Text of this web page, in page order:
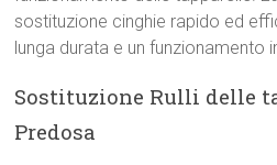
sostituzione cinghie rapido ed
lunga durata e un funzionamento
Sostituzione Rulli delle
Predosa